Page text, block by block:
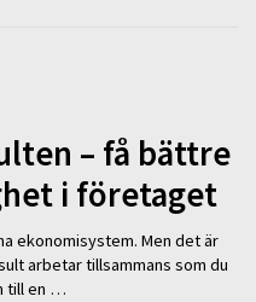
– få bättre
i företaget
ekonomisystem. Men det är
arbetar tillsammans som du
till en …